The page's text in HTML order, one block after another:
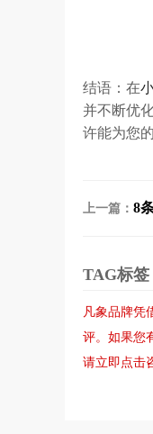
结语：在
并不断优
许能为您
上一篇： 8
TAG标签
凡象品牌凭
评。如果您
请立即点击